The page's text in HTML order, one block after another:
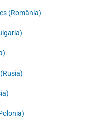
(România)